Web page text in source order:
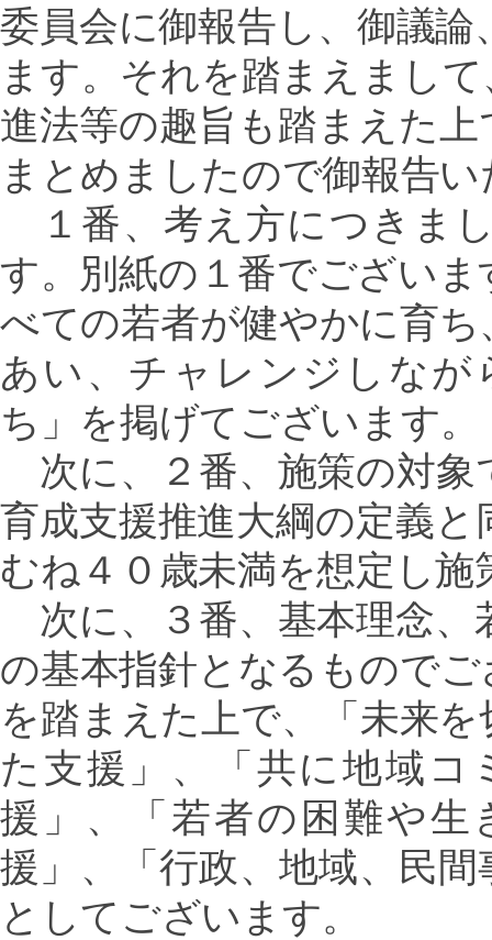
委員会に御報告し、御議
ます。それを踏まえまし
進法等の趣旨も踏まえた
まとめましたので御報告
１番、考え方につきま
す。別紙の１番でござい
べての若者が健やかに育
あい、チャレンジしな
ち」を掲げてございます。
次に、２番、施策の対象
育成支援推進大綱の定義
むね４０歳未満を想定し
次に、３番、基本理念、
の基本指針となるもので
を踏まえた上で、「未来
た支援」、「共に地域
援」、「若者の困難や
援」、「行政、地域、民
としてございます。